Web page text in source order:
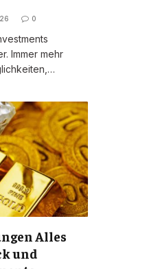
0
Immer mehr
Alles
und